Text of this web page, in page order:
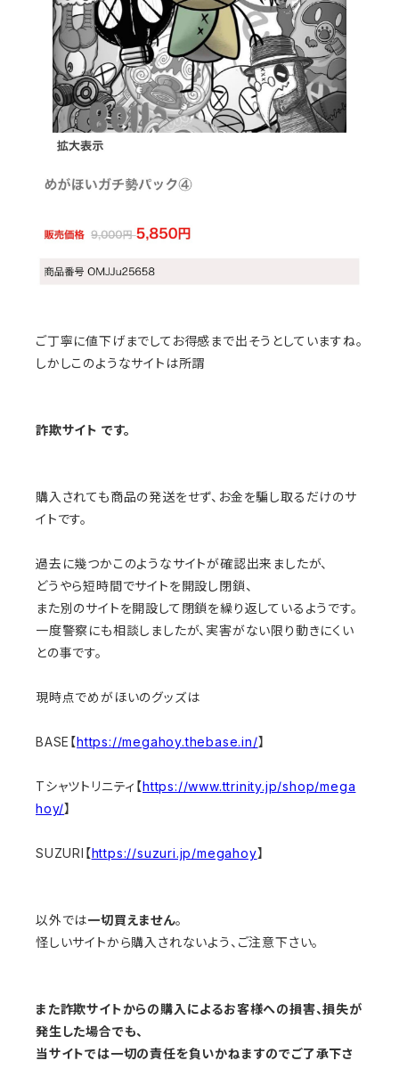
ご丁寧に値下げまでしてお得感まで出そうとしていますね。
しかしこのようなサイトは所謂
詐欺サイト です。
購入されても商品の発送をせず、お金を騙し取るだけのサ
イトです。
過去に幾つかこのようなサイトが確認出来ましたが、
どうやら短時間でサイトを開設し閉鎖、
また別のサイトを開設して閉鎖を繰り返しているようです。
一度警察にも相談しましたが、実害がない限り動きにくい
との事です。
現時点でめがほいのグッズは
BASE【https://megahoy.thebase.in/】
Tシャツトリニティ【https://www.ttrinity.jp/shop/mega
hoy/】
SUZURI【https://suzuri.jp/megahoy】
以外では一切買えません。
怪しいサイトから購入されないよう、ご注意下さい。
また詐欺サイトからの購入によるお客様への損害、損失が
発生した場合でも、
当サイトでは一切の責任を負いかねますのでご了承下さ